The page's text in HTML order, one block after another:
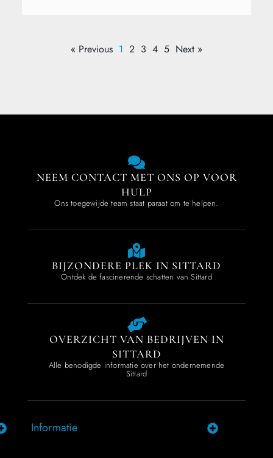
« Previous 1 2 3 4 5 Next »
NEEM CONTACT MET ONS OP VOOR
HULP
Ons toegewijde team staat paraat om te helpen.
BIJZONDERE PLEK IN SITTARD
Ontdek de fascinerende schatten van Sittard
OVERZICHT VAN BEDRIJVEN IN
SITTARD
Alle benodigde informatie over het ondernemende
Sittard
Informatie